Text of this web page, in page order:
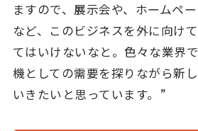
ますので、展示会や、ホームペ
など、このビジネスを外に向け
てはいけないなと。色々な業界
機としての需要を探りながら新
いきたいと思っています。”